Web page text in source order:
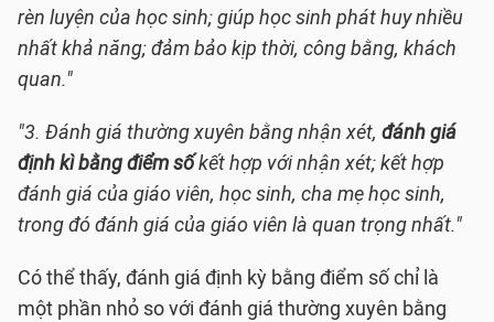
rèn luyện của học sinh; giúp học sinh phát huy nhiều
nhất khả năng; đảm bảo kịp thời, công bằng, khách
quan."
"3. Đánh giá thường xuyên bằng nhận xét, đánh giá
định kì bằng điểm sốkết hợp với nhận xét; kết hợp
đánh giá của giáo viên, học sinh, cha mẹ học sinh,
trong đó đánh giá của giáo viên là quan trọng nhất."
Có thể thấy, đánh giá định kỳ bằng điểm số chỉ là
một phần nhỏ so với đánh giá thường xuyên bằng